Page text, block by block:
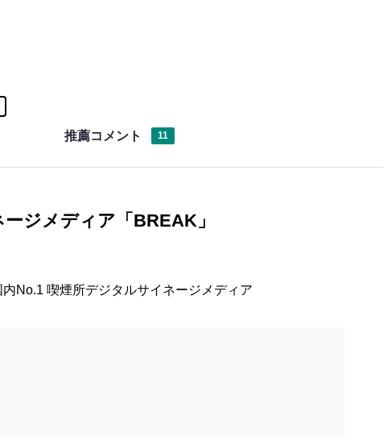
推薦コメント 11
ジメディア「BREAK」
No.1 喫煙所デジタルサイネージメディア
夫な事業かな…
すればOK!
いなと思ったら知り合い